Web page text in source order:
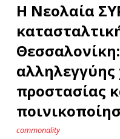
Η Νεολαία
αλληλεγγύης
προστασίας
commonality